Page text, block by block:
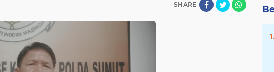
SHARE